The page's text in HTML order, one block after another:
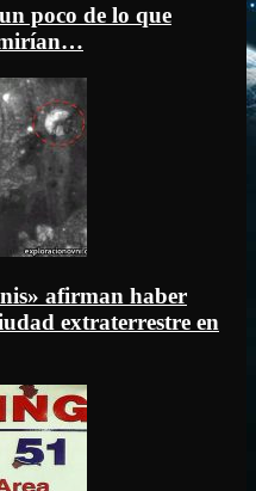
poco de lo que
afirman haber
extraterrestre en